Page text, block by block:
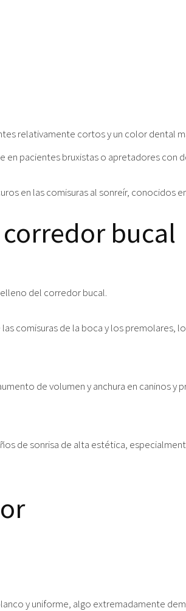
relativamente cortos y un color dental
pacientes bruxistas o apretadores con
en las comisuras al sonreír, conocidos
bucal
del corredor bucal.
comisuras de la boca y los premolares,
de volumen y anchura en caninos y
de sonrisa de alta estética,
y uniforme, algo extremadamente